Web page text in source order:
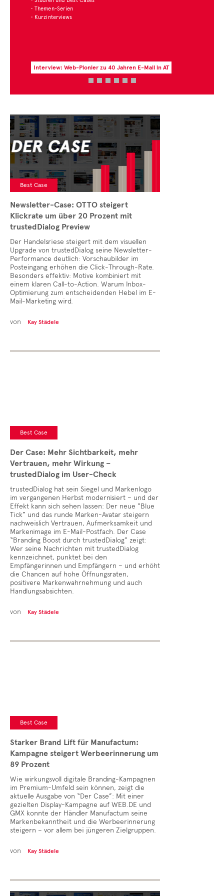
E-Mail in AT Zur aktuellen Zahl des Monats
Best Case
Newsletter-Case: OTTO steigert
Klickrate um über 20 Prozent mit
trustedDialog Preview
Der Handelsriese steigert mit dem visuellen
Upgrade von trustedDialog seine Newsletter-
Performance deutlich: Vorschaubilder im
Posteingang erhöhen die Click-Through-Rate.
Besonders effektiv: Motive kombiniert mit
einem klaren Call-to-Action. Warum Inbox-
Optimierung zum entscheidenden Hebel im E-
Mail-Marketing wird.
von Kay Städele
Best Case
Der Case: Mehr Sichtbarkeit, mehr
Vertrauen, mehr Wirkung –
trustedDialog im User-Check
trustedDialog hat sein Siegel und Markenlogo
im vergangenen Herbst modernisiert – und der
Effekt kann sich sehen lassen: Der neue “Blue
Tick” und das runde Marken-Avatar steigern
nachweislich Vertrauen, Aufmerksamkeit und
Markenimage im E-Mail-Postfach. Der Case
“Branding Boost durch trustedDialog” zeigt:
Wer seine Nachrichten mit trustedDialog
kennzeichnet, punktet bei den
Empfängerinnen und Empfängern – und erhöht
die Chancen auf hohe Öffnungsraten,
positivere Markenwahrnehmung und auch
Handlungsabsichten.
von Kay Städele
Best Case
Starker Brand Lift für Manufactum:
Kampagne steigert Werbeerinnerung um
89 Prozent
Wie wirkungsvoll digitale Branding-Kampagnen
im Premium-Umfeld sein können, zeigt die
aktuelle Ausgabe von “Der Case”: Mit einer
gezielten Display-Kampagne auf WEB.DE und
GMX konnte der Händler Manufactum seine
Markenbekanntheit und die Werbeerinnerung
steigern – vor allem bei jüngeren Zielgruppen.
von Kay Städele